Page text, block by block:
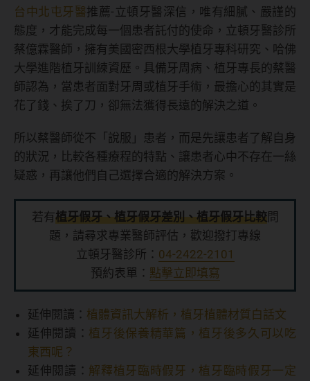
台中北屯牙醫推薦-立頓牙醫深信，唯有細膩、嚴謹的
態度，才能完成每一個患者託付的使命，立頓牙醫診所
蔡億霖醫師，擁有美國密西根大學植牙專科研究、哈佛
大學進階植牙訓練資歷。具備牙周病、植牙專長的蔡醫
師認為，當患者面對牙周或植牙手術，最擔心的其實是
花了錢、挨了刀，卻無法獲得長遠的解決之道。
所以蔡醫師從不「說服」患者，而是先讓患者了解自身
的狀況，比較各種療程的特點、讓患者心中不存在一絲
疑惑，再讓他們自己選擇合適的解決方案。
若有植牙假牙、植牙假牙差別、植牙假牙比較問
題，請尋求專業醫師評估，歡迎撥打專線
立頓牙醫診所： 04-2422-2101
預約表單： 點擊立即填寫
延伸閱讀： 植體資訊大解析，植牙植體材質白話文
延伸閱讀： 植牙後保養精華篇，植牙後多久可以吃
東西呢？
延伸閱讀： 解釋植牙臨時假牙，植牙臨時假牙一定